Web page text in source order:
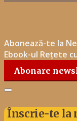
Abonează-te la
Ebook-ul Rețete
Abonare
Înscrie-te la